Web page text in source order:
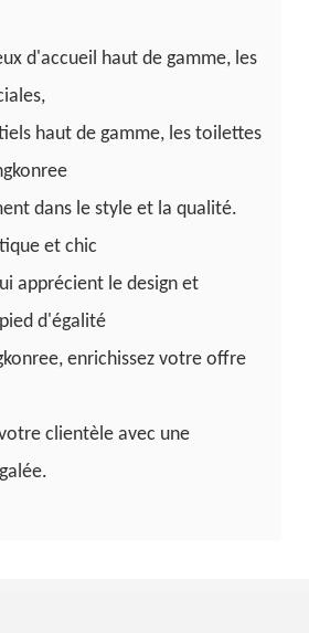
d'accueil haut de gamme, les
haut de gamme, les toilettes
dans le style et la qualité.
et chic
apprécient le design et
d'égalité
enrichissez votre offre
clientèle avec une